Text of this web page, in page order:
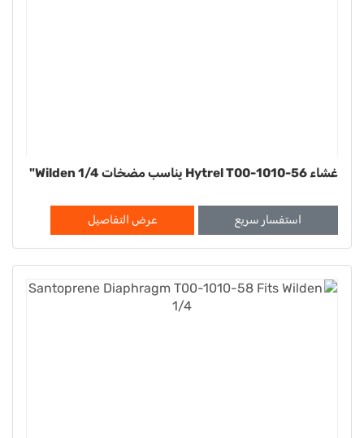
غشاء Hytrel T00-1010-56 يناسب مضخات Wilden 1/4"
استفسار سريع عرض التفاصيل